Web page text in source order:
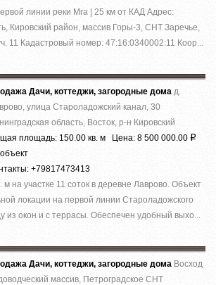
линии реки Мга | 25 км от КАД Адрес:
Кировский район, массив Горы-3, СНТ Заречье,
11 Кадастровый номер: 47:16:0340002:11 Коор...
Дачи, коттеджи, загородные дома д.
улица Староладожский канал, 30
область, Восток, р-н Кировский
площадь: 150.00 кв. м Цена: 8 500 000.00 Р
+79817473413
на участке 11 соток в деревне Лаврово. Объект
локации на первой линии Староладожского
из окон и с террасы. Обеспечен удобный выхо...
Дачи, коттеджи, загородные дома Восход
массив, Петроградское СНТ